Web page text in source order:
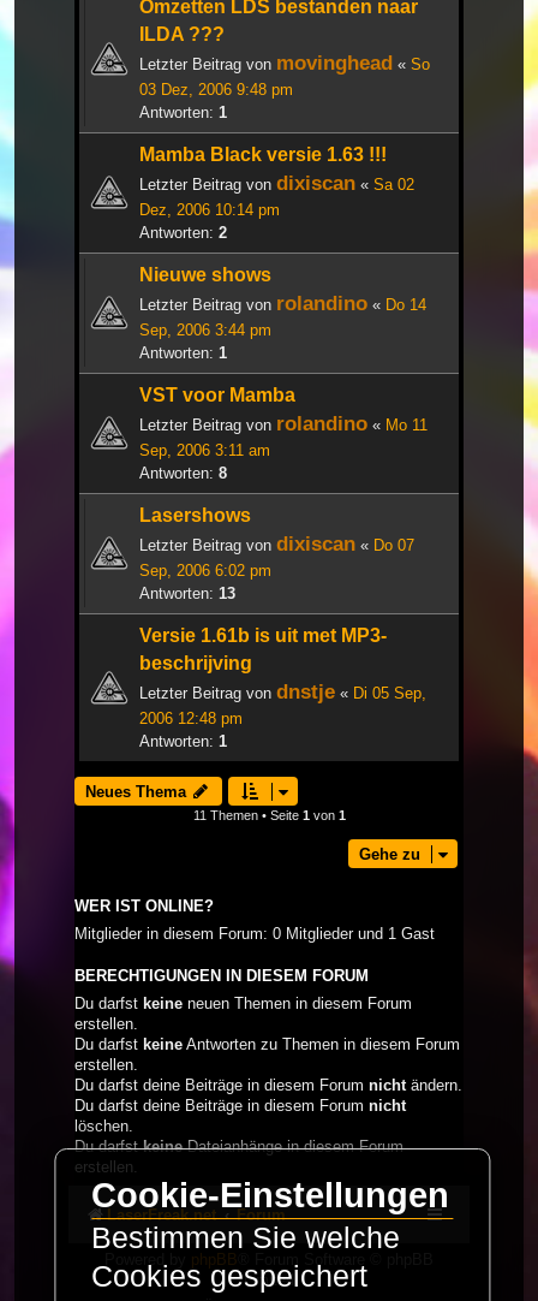
Omzetten LDS bestanden naar
ILDA ???
Letzter Beitrag von movinghead « So
03 Dez, 2006 9:48 pm
Antworten: 1
Mamba Black versie 1.63 !!!
Letzter Beitrag von dixiscan « Sa 02
Dez, 2006 10:14 pm
Antworten: 2
Nieuwe shows
Letzter Beitrag von rolandino « Do 14
Sep, 2006 3:44 pm
Antworten: 1
VST voor Mamba
Letzter Beitrag von rolandino « Mo 11
Sep, 2006 3:11 am
Antworten: 8
Lasershows
Letzter Beitrag von dixiscan « Do 07
Sep, 2006 6:02 pm
Antworten: 13
Versie 1.61b is uit met MP3-
beschrijving
Letzter Beitrag von dnstje « Di 05 Sep,
2006 12:48 pm
Antworten: 1
Neues Thema
11 Themen • Seite 1von 1
Gehe zu
WER IST ONLINE?
Mitglieder in diesem Forum: 0 Mitglieder und 1 Gast
BERECHTIGUNGEN IN DIESEM FORUM
Du darfst keine neuen Themen in diesem Forum
erstellen.
Du darfst keine Antworten zu Themen in diesem Forum
erstellen.
Du darfst deine Beiträge in diesem Forum nichtändern.
Du darfst deine Beiträge in diesem Forum nicht
löschen.
Du darfstkeineDateianhänge in diesem Forum
erstellen.
LaserFreak.net Forum
phpBB
Limited
Cookie-Einstellungen
Bestimmen Sie welche
Cookies gespeichert